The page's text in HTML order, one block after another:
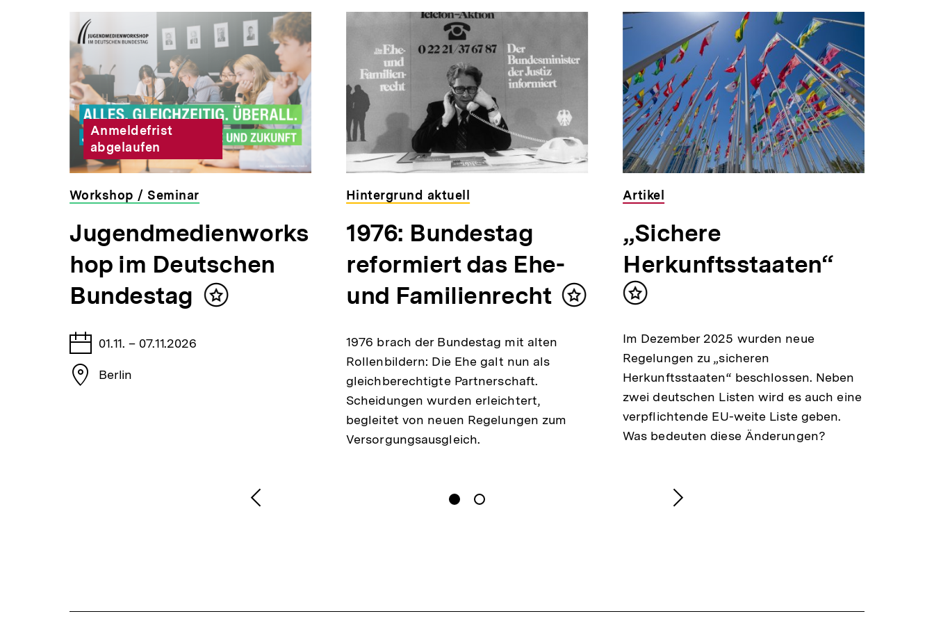
Inhaltskarousell
für
weitere
Inhalte
Inhaltskarussell
überspringen
Anmeldefrist
abgelaufen
Workshop / Seminar
veranstaltet
von
bpb
Jugendmedienworks
hop im Deutschen
Bundestag
Inhalt
Tage
01.11. – 07.11.2026
Stadt
Berlin
Hintergrund aktuell
1976: Bundestag
reformiert das Ehe-
und Familienrecht
Inhalt
1976 brach der Bundestag mit alten
Rollenbildern: Die Ehe galt nun als
gleichberechtigte Partnerschaft.
Scheidungen wurden erleichtert,
begleitet von neuen Regelungen zum
Versorgungsausgleich.
Artikel
„Sichere
Herkunftsstaaten“
Inhalt
Im Dezember 2025 wurden neue
Regelungen zu „sicheren
Herkunftsstaaten“ beschlossen. Neben
zwei deutschen Listen wird es auch eine
verpflichtende EU-weite Liste geben.
Was bedeuten diese Änderungen?
Vorherigen
Nächsten
Springe zum Inhalt
1
(Aktueller Inhalt
) Springe zum Inhalt
2